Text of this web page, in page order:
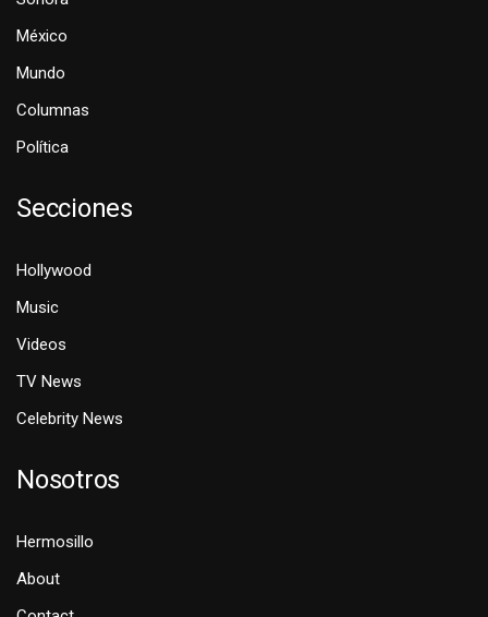
México
Mundo
Columnas
Política
Secciones
Hollywood
Music
Videos
TV News
Celebrity News
Nosotros
Hermosillo
About